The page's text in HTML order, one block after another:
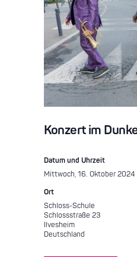
Konzert im
Datum und Uhrzeit
Mittwoch, 16. Oktober
Ort
Schloss-Schule
Schlossstraße 23
Ilvesheim
Deutschland